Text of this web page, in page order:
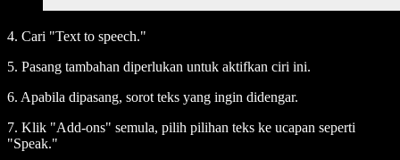
4. Cari "Text to speech."
5. Pasang tambahan diperlukan untuk aktifkan ciri ini.
6. Apabila dipasang, sorot teks yang ingin didengar.
7. Klik "Add-ons" semula, pilih pilihan teks ke ucapan seperti
"Speak."